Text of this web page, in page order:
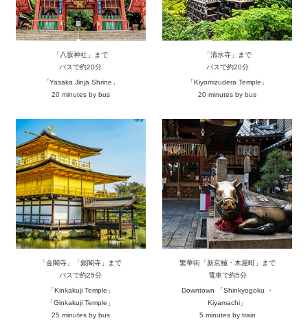
「八坂神社」まで
バスで約20分
「Yasaka Jinja Shrine」
20 minutes by bus
「清水寺」まで
バスで約20分
「Kiyomizudera Temple」
20 minutes by bus
「金閣寺」「銀閣寺」まで
バスで約25分
「Kinkakuji Temple」
「Ginkakuji Temple」
25 minutes by bus
繁華街「新京極・木屋町」まで
電車で約5分
Downtown 「Shinkyogoku ・
Kiyamachi」
5 minutes by train